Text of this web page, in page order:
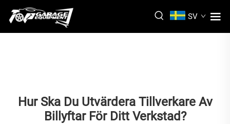
SV
Hur Ska Du Utvärdera Tillverkare Av
Billyftar För Ditt Verkstad?